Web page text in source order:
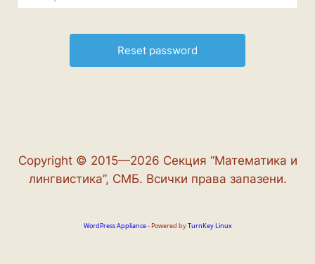
Copyright © 2015—2026 Секция “Математика и
лингвистика”, СМБ. Всички права запазени.
WordPress Appliance- Powered byTurnKey Linux